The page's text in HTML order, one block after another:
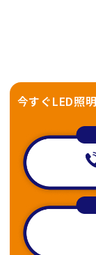
今すぐLED照